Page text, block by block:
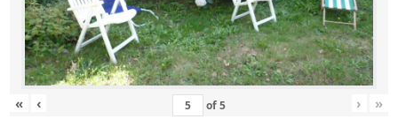
« ‹ of5 › »